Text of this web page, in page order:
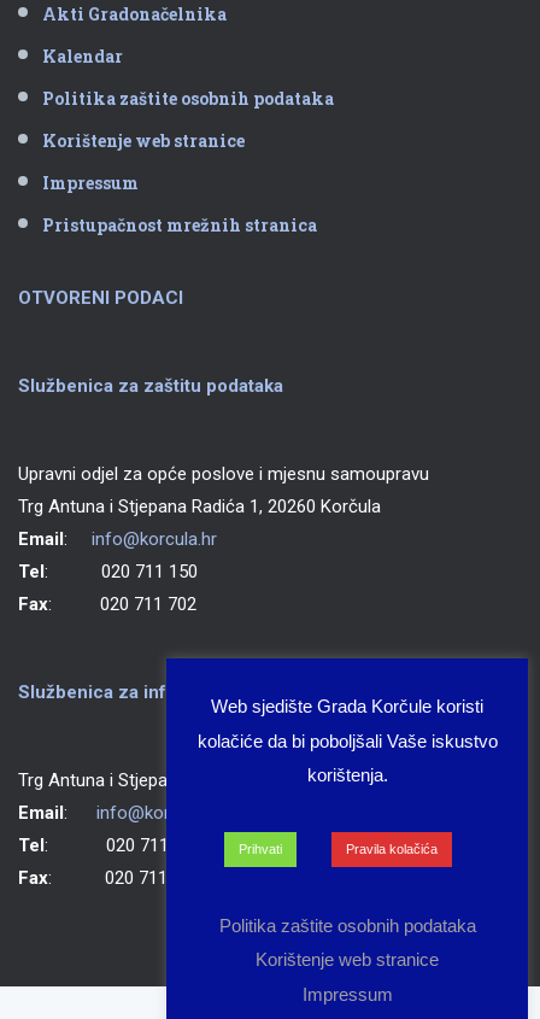
Akti Gradonačelnika
Kalendar
Politika zaštite osobnih podataka
Korištenje web stranice
Impressum
Pristupačnost mrežnih stranica
OTVORENI PODACI
Službenica za zaštitu podataka
Upravni odjel za opće poslove i mjesnu samoupravu
Trg Antuna i Stjepana Radića 1, 20260 Korčula
Email : info@korcula.hr
Tel : 020 711 150
Fax: 020 711 702
Službenica za informiranje Grada Korčule
Trg Antuna i Stjepana Radića 1, 20260 Korčula
Email : info@korcula.hr
Tel : 020 711 150
Fax: 020 711 702
Web sjedište Grada Korčule koristi
kolačiće da bi poboljšali Vaše iskustvo
korištenja.
Prihvati Pravila kolačića
Politika zaštite osobnih podataka
Korištenje web stranice
Impressum